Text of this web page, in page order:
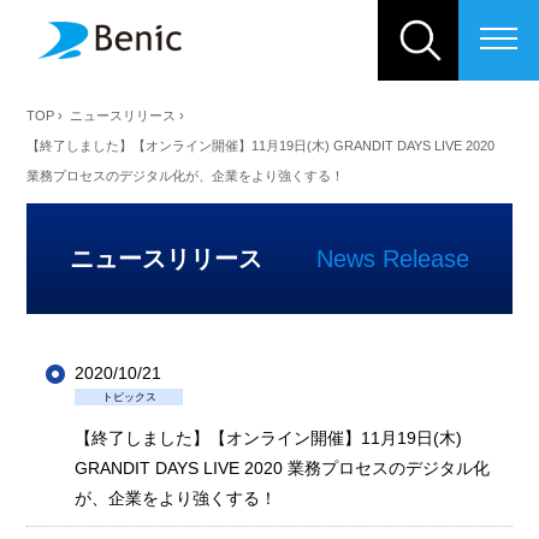
ベニックソリューション株式会
TOP › ニュースリリース ›
【終了しました】【オンライン開催】11月19日(木) GRANDIT DAYS LIVE 2020
業務プロセスのデジタル化が、企業をより強くする！
ニュースリリース News Release
2020/10/21
トピックス
【終了しました】【オンライン開催】11月19日(木)
GRANDIT DAYS LIVE 2020 業務プロセスのデジタル化
が、企業をより強くする！